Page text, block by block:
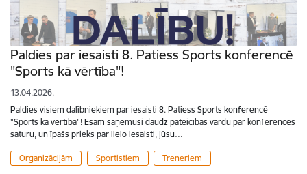
Paldies par iesaisti 8. Patiess Sports konferencē
"Sports kā vērtība"!
13.04.2026.
Paldies visiem dalībniekiem par iesaisti 8. Patiess Sports konferencē
"Sports kā vērtība"! Esam saņēmuši daudz pateicības vārdu par konferences
saturu, un īpašs prieks par lielo iesaisti, jūsu…
Organizācijām Sportistiem Treneriem